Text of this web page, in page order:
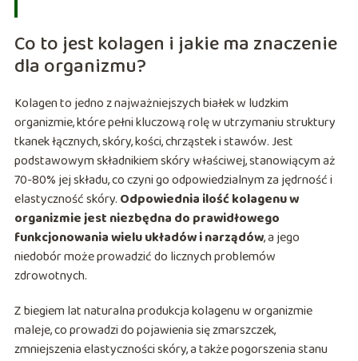
Co to jest kolagen i jakie ma znaczenie
dla organizmu?
Kolagen to jedno z najważniejszych białek w ludzkim
organizmie, które pełni kluczową rolę w utrzymaniu struktury
tkanek łącznych, skóry, kości, chrząstek i stawów. Jest
podstawowym składnikiem skóry właściwej, stanowiącym aż
70-80% jej składu, co czyni go odpowiedzialnym za jędrność i
elastyczność skóry. Odpowiednia ilość kolagenu w
organizmie jest niezbędna do prawidłowego
funkcjonowania wielu układów i narządów, a jego
niedobór może prowadzić do licznych problemów
zdrowotnych.
Z biegiem lat naturalna produkcja kolagenu w organizmie
maleje, co prowadzi do pojawienia się zmarszczek,
zmniejszenia elastyczności skóry, a także pogorszenia stanu